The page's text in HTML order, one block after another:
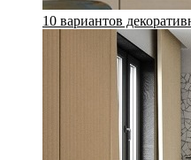
10 вариантов